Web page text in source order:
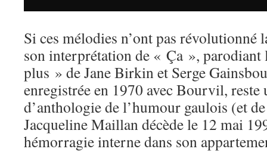
Si ces mélodies n’ont pas révolutionné
son interprétation de « Ça », parodiant
plus » de Jane Birkin et Serge
enregistrée en 1970 avec Bourvil, reste
d’anthologie de l’humour gaulois (et
Jacqueline Maillan décède le 12 mai
hémorragie interne dans son